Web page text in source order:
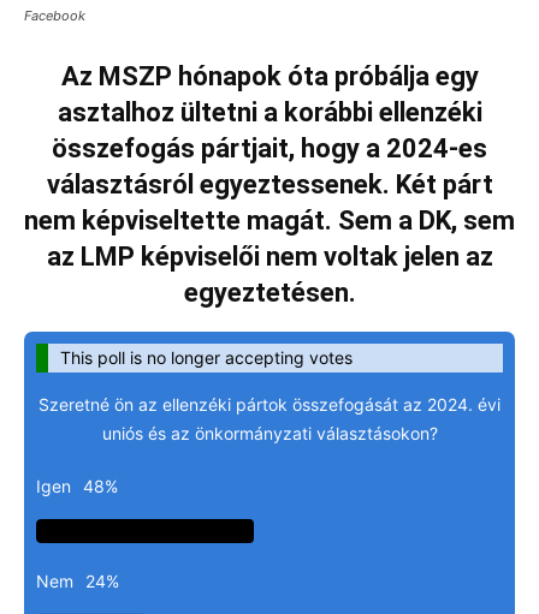
Facebook
Az MSZP hónapok óta próbálja egy
asztalhoz ültetni a korábbi ellenzéki
összefogás pártjait, hogy a 2024-es
választásról egyeztessenek. Két párt
nem képviseltette magát. Sem a DK, sem
az LMP képviselői nem voltak jelen az
egyeztetésen.
This poll is no longer accepting votes
Szeretné ön az ellenzéki pártok összefogását az 2024. évi
uniós és az önkormányzati választásokon?
Igen 48%
Nem 24%